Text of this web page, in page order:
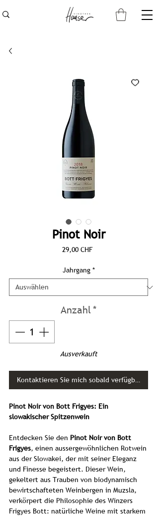
Pinot Noir
29,00 CHFPreis
Jahrgang *
Anzahl*
Ausverkauft
Kontaktieren Sie mich sobald verfügbar
Pinot Noir von Bott Frigyes: Ein
slowakischer Spitzenwein
Entdecken Sie den Pinot Noir von Bott
Frigyes, einen aussergewöhnlichen Rotwein
aus der Slowakei, der mit seiner Eleganz
und Finesse begeistert. Dieser Wein,
gekeltert aus Trauben von biodynamisch
bewirtschafteten Weinbergen in Muzsla,
verkörpert die Philosophie des Winzers
Frigyes Bott: natürliche Weine mit starkem